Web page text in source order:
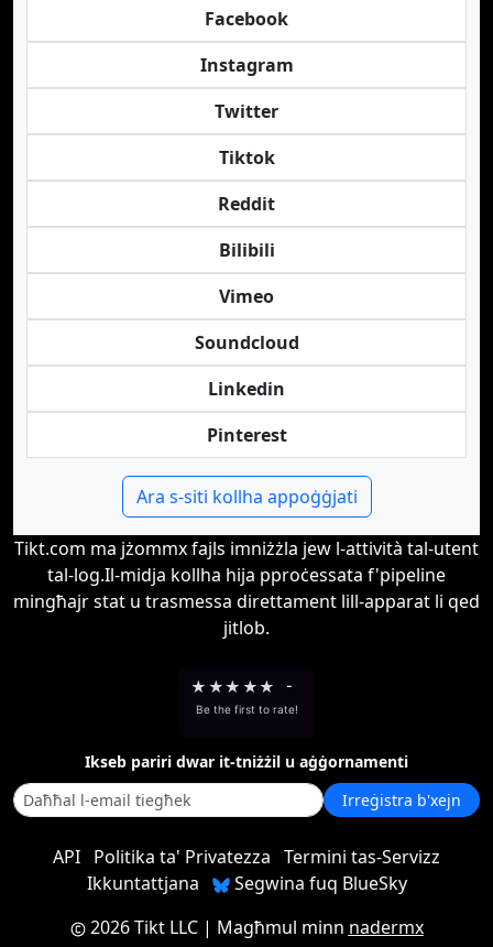
Facebook
Instagram
Twitter
Tiktok
Reddit
Bilibili
Vimeo
Soundcloud
Linkedin
Pinterest
Ara s-siti kollha appoġġjati
Tikt.com ma jżommx fajls imniżżla jew l-attività tal-utent
tal-log.Il-midja kollha hija pproċessata f'pipeline
mingħajr stat u trasmessa direttament lill-apparat li qed
jitlob.
★ ★★ ★★ -
Be the first to rate!
Ikseb pariri dwar it-tniżżil u aġġornamenti
Irreġistra b'xejn
API Politika ta' Privatezza Termini tas-Servizz
Ikkuntattjana
Segwina fuq BlueSky
2026 Tikt LLC| Magħmul minn nadermx